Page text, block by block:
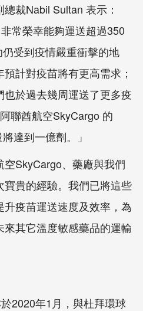
裁Nabil Sultan 表示：
常榮幸能夠運送超過350
受到疫情嚴重衝擊的地
計對疫苗將有更高需求；
於過去幾周運送了更多疫
聯酋航空SkyCargo 的
達到一億劑。」
空SkyCargo、藥廠與我們
貴的經驗。我們已將這些
疫苗運送速度及效率，為
其它溫度敏感藥品的運輸
2020年1月，與杜拜環球